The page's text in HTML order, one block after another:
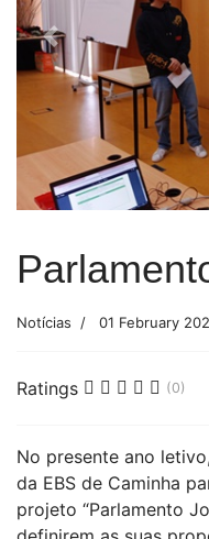
Previous
Notícias 01 February
Ratings (0)
No presente ano
da EBS de Caminha
projeto “Parlamento